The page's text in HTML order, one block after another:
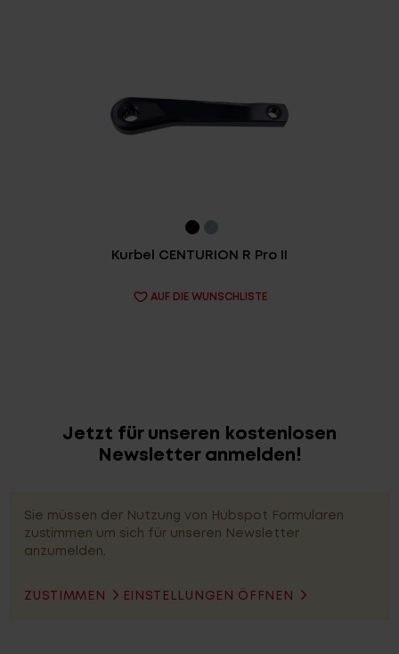
Kurbel CENTURION R Pro II
AUF DIE WUNSCHLISTE
Jetzt für unseren kostenlosen
Newsletter anmelden!
Sie müssen der Nutzung von Hubspot Formularen
zustimmen um sich für unseren Newsletter
anzumelden.
ZUSTIMMEN EINSTELLUNGEN ÖFFNEN